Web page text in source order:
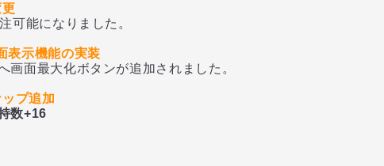
能になりました。
表示機能の実装
最大化ボタンが追加されました。
プ追加
数+16